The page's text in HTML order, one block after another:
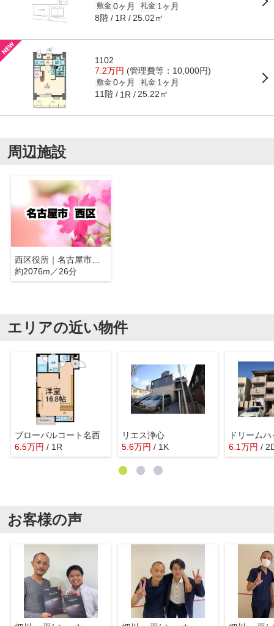
敷金 0ヶ月 礼金 1ヶ月
8階 1R 25.02㎡
1102
7.2万円 (管理費等：10,000円)
敷金 0ヶ月 礼金 1ヶ月
11階 1R 25.22㎡
周辺施設
西区役所｜名古屋市西区
約2076m／26分
エリアの近い物件
ブローバルコート名西
6.5万円 / 1R
リエス浄心
5.6万円 / 1K
ドリーム
6.1万円 /
お客様の声